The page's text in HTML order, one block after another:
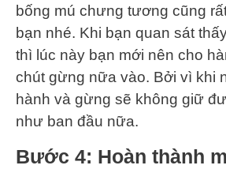
bống mú chưng tương cũng
bạn nhé. Khi bạn quan sát
thì lúc này bạn mới nên cho
chút gừng nữa vào. Bởi vì khi
hành và gừng sẽ không giữ
như ban đầu nữa.
Bước 4: Hoàn thành